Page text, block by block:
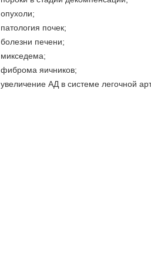
опухоли;
патология почек;
болезни печени;
микседема;
фиброма яичников;
увеличение АД в системе легочной